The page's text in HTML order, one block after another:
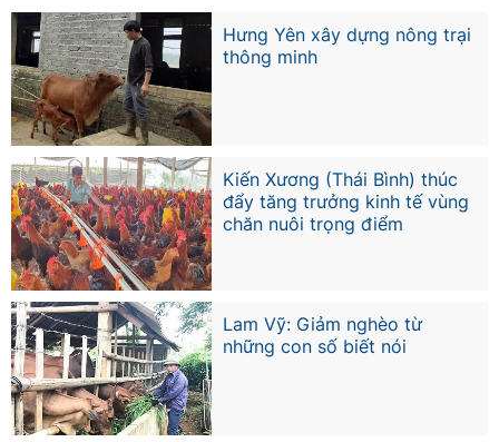
Hưng Yên xây dựng nông trại
thông minh
Kiến Xương (Thái Bình) thúc
đẩy tăng trưởng kinh tế vùng
chăn nuôi trọng điểm
Lam Vỹ: Giảm nghèo từ
những con số biết nói